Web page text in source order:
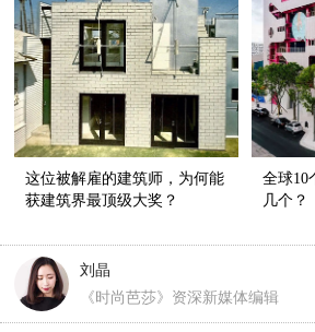
这位被解雇的建筑师，为何能
获建筑界最顶级大奖？
全球10
几个？
刘晶
《时尚芭莎》资深新媒体编辑